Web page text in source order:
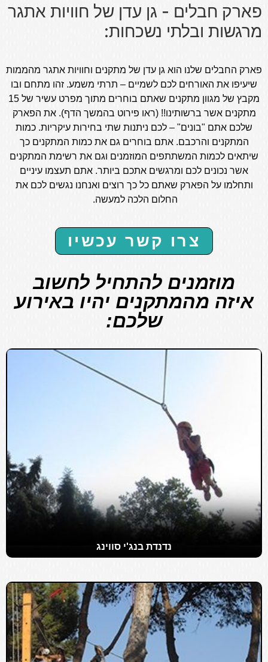
פארק חבלים - גן עדן של חוויות אתגר
מרגשות ובלתי נשכחות:
פארק החבלים שלנו הוא גן עדן של מתקנים וחוויות אתגר מהממות
שיעיפו את האורחים לכם לשמיים – תרתי משמע. זהו מתחם ובו
מקבץ של מגוון מתקנים שאתם בוחרים מתוך מפרט עשיר של 15
מתקנים אשר ברשותינו!! (ראו פירוט בהמשך הדף). את הפארק
שלכם אתם "בונים" – לכם ניתנות שתי בחירות עיקריות. כמות
המתקנים והרכבם. אתם בוחרים גם את כמות המתקנים כך
שיתאים לכמות המשתתפים המוזמנים וגם את רשימת המתקנים
אשר נכונים לכם ומרגשים אתכם ביותר. אתם תעצמו עיניים
ותחלמו על הפארק שאתם כל כך רוצים ואנחנו נגשים לכם את
החלום הלכה למעשה.
צרו קשר עכשיו
מוזמנים להתחיל לחשוב
איזה מהמתקנים יהיו באירוע
שלכם:
נדנדת בנג'י סווינג